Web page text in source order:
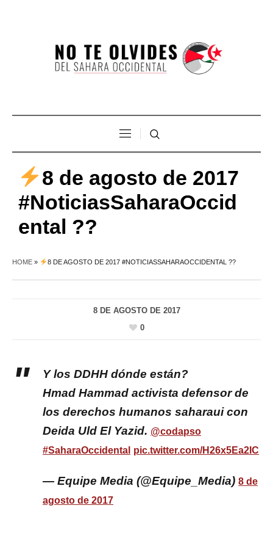
8 de agosto de 2017
#NoticiasSaharaOccid
ental ??
HOME » 8 DE AGOSTO DE 2017 #NOTICIASSAHARAOCCIDENTAL ??
8 DE AGOSTO DE 2017
0
Y los DDHH dónde están?
Hmad Hammad activista defensor de
los derechos humanos saharaui con
Deida Uld El Yazid. @codapso
#SaharaOccidental pic.twitter.com/H26x5Ea2IC
— Equipe Media (@Equipe_Media) 8 de
agosto de 2017